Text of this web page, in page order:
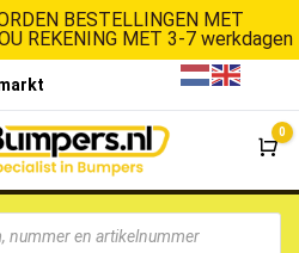
BESTELLINGEN MET
REKENING MET 3-7 werkdagen
0